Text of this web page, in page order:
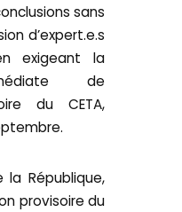
sans
d’expert.e.s
exigeant la
de
du CETA,
la République,
provisoire du